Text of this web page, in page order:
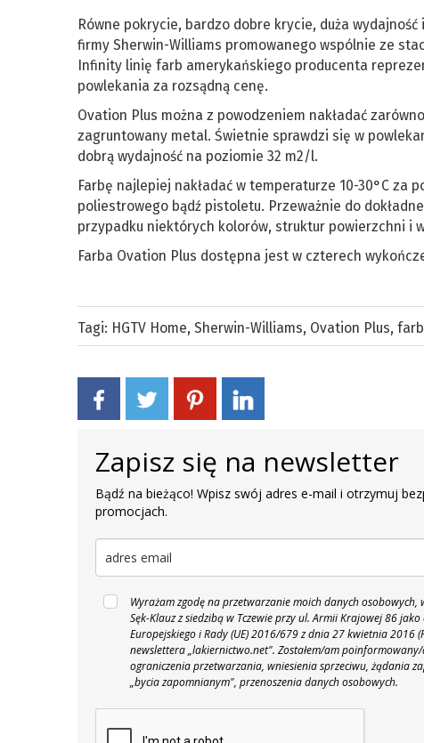
Równe pokrycie, bardzo dobre krycie, duża
firmy Sherwin-Williams promowanego wspólnie ze
Infinity linię farb amerykańskiego producenta
powlekania za rozsądną cenę.
Ovation Plus można z powodzeniem nakładać
zagruntowany metal. Świetnie sprawdzi się w
dobrą wydajność na poziomie 32 m2/l.
Farbę najlepiej nakładać w temperaturze 10-30°C za
poliestrowego bądź pistoletu. Przeważnie do
przypadku niektórych kolorów, struktur powierzchni i
Farba Ovation Plus dostępna jest w czterech
Tagi: HGTV Home, Sherwin-Williams, Ovation Plus,
Zapisz się na newsletter
Bądź na bieżąco! Wpisz swój adres e-mail i otrzymuj
promocjach.
Wyrażam zgodę na przetwarzanie moich danych
Sęk-Klauz z siedzibą w Tczewie przy ul. Armii Krajowej 86
Europejskiego i Rady (UE) 2016/679 z dnia 27 kwietnia 2016
newslettera „lakiernictwo.net". Zostałem/am
ograniczenia przetwarzania, wniesienia sprzeciwu, żądania
„bycia zapomnianym", przenoszenia danych osobowych.